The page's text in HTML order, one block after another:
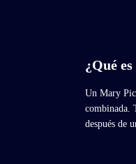
¿Qué
Un Mary
combinada.
después de